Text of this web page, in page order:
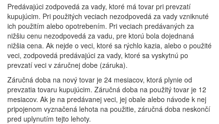
Predávajúci zodpovedá za vady, ktoré má tovar pri prevzatí
kupujúcim. Pri použitých veciach nezodpovedá za vady vzniknuté
ich použitím alebo opotrebením. Pri veciach predávaných za
nižšiu cenu nezodpovedá za vadu, pre ktorú bola dojednaná
nižšia cena. Ak nejde o veci, ktoré sa rýchlo kazia, alebo o použité
veci, zodpovedá predávajúci za vady, ktoré sa vyskytnú po
prevzatí veci v záručnej dobe (záruka).
Záručná doba na nový tovar je 24 mesiacov, ktorá plynie od
prevzatia tovaru kupujúcim. Záručná doba na použitý tovar je 12
mesiacov. Ak je na predávanej veci, jej obale alebo návode k nej
pripojenom vyznačená lehota na použitie, záručná doba neskončí
pred uplynutím tejto lehoty.